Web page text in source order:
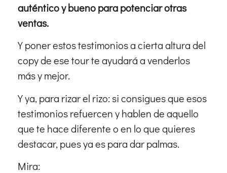
auténtico y bueno para potenciar otras
ventas.
Y poner estos testimonios a cierta altura del
copy de ese tour te ayudará a venderlos
más y mejor.
Y ya, para rizar el rizo: si consigues que esos
testimonios refuercen y hablen de aquello
que te hace diferente o en lo que quieres
destacar, pues ya es para dar palmas.
Mira: